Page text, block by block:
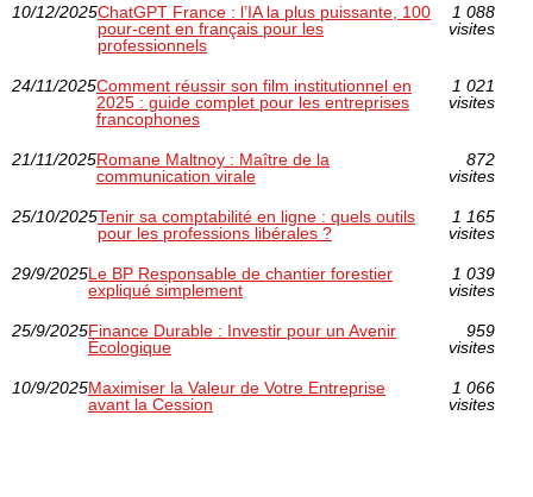
10/12/2025ChatGPT France : l’IA la plus puissante, 100
pour-cent en français pour les
professionnels
1 088
visites
24/11/2025Comment réussir son film institutionnel en
2025 : guide complet pour les entreprises
francophones
1 021
visites
21/11/2025Romane Maltnoy : Maître de la
communication virale
872
visites
25/10/2025Tenir sa comptabilité en ligne : quels outils
pour les professions libérales ?
1 165
visites
29/9/2025Le BP Responsable de chantier forestier
expliqué simplement
1 039
visites
25/9/2025Finance Durable : Investir pour un Avenir
Écologique
959
visites
10/9/2025Maximiser la Valeur de Votre Entreprise
avant la Cession
1 066
visites